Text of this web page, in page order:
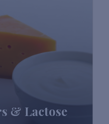
& Lactose